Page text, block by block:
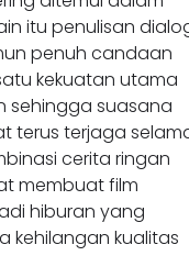
itu penulisan
penuh candaan
kekuatan utama
sehingga suasana
terus terjaga
cerita ringan
membuat film
hiburan yang
kehilangan kualitas